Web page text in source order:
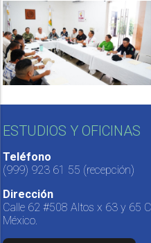
ESTUDIOS Y OFICINAS
Teléfono
(999) 923 61 55 (recepción)
Dirección
Calle 62 #508 Altos x 63 y 65
México.